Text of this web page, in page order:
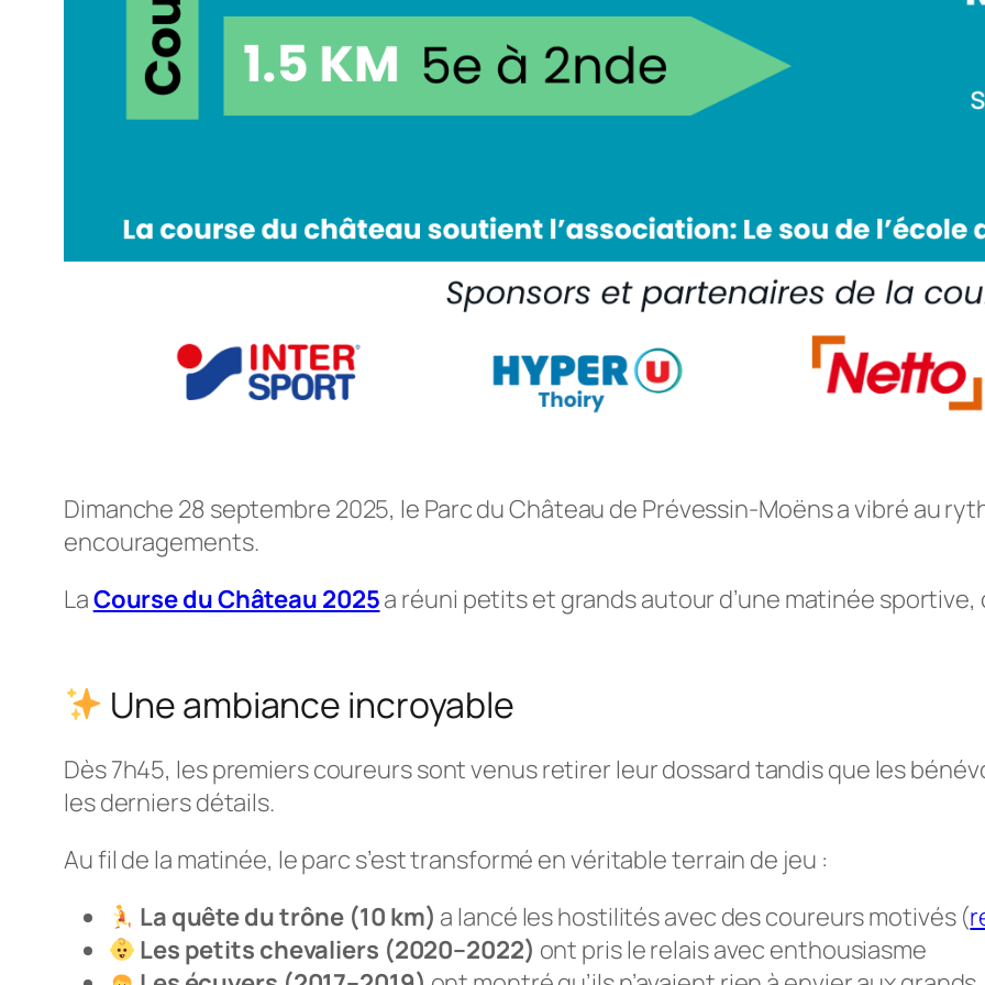
Dimanche 28 septembre 2025, le Parc du Château de Prévessin-Moëns a vibré au
encouragements.
LaCourse du Château 2025a réuni petits et grands autour d’une matinée
Une ambiance incroyable
Dès 7h45, les premiers coureurs sont venus retirer leur dossard tandis que les
les derniers détails.
Au fil de la matinée, le parc s’est transformé en véritable terrain de jeu :
La quête du trône (10 km) a lancé les hostilités avec des coureurs motivés (
Les petits chevaliers (2020–2022) ont pris le relais avec enthousiasme